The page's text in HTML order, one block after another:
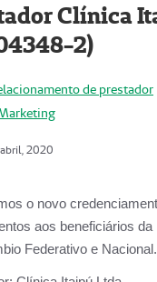
Clínica
2)
de prestador
2020
o novo
aos beneficiários da
Federativo e Nacional.